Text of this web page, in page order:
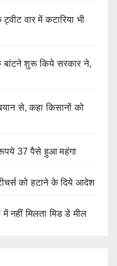
वार में कटारिया भी
शुरू किये सरकार ने,
से, कहा किसानों को
37 पैसे हुआ महंगा
को हटाने के दिये आदेश
नहीं मिलता मिड डे मील